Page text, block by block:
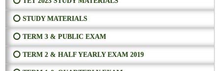
⭕ STUDY MATERIALS
⭕ TERM 3 & PUBLIC EXAM
⭕ TERM 2 & HALF YEARLY EXAM 2019